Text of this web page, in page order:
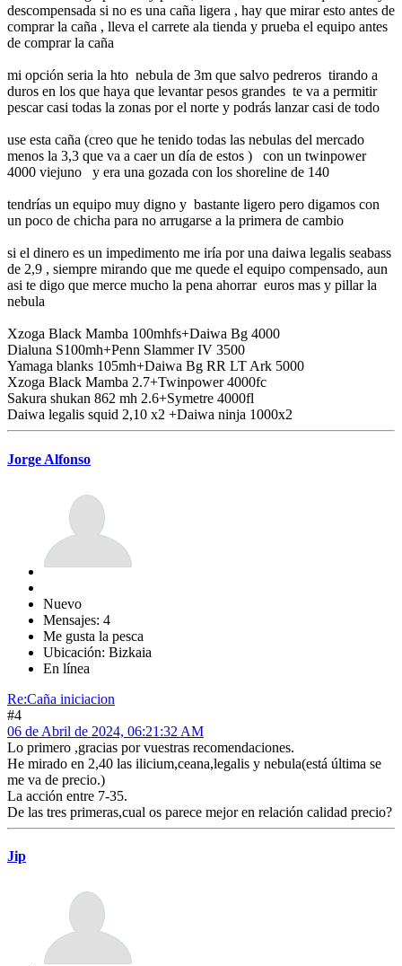
descompensada si no es una caña ligera , hay que mirar esto antes de
comprar la caña , lleva el carrete ala tienda y prueba el equipo antes
de comprar la caña
mi opción seria la hto nebula de 3m que salvo pedreros tirando a
duros en los que haya que levantar pesos grandes te va a permitir
pescar casi todas la zonas por el norte y podrás lanzar casi de todo
use esta caña (creo que he tenido todas las nebulas del mercado
menos la 3,3 que va a caer un día de estos ) con un twinpower
4000 viejuno y era una gozada con los shoreline de 140
tendrías un equipo muy digno y bastante ligero pero digamos con
un poco de chicha para no arrugarse a la primera de cambio
si el dinero es un impedimento me iría por una daiwa legalis seabass
de 2,9 , siempre mirando que me quede el equipo compensado, aun
asi te digo que merce mucho la pena ahorrar euros mas y pillar la
nebula
Xzoga Black Mamba 100mhfs+Daiwa Bg 4000
Dialuna S100mh+Penn Slammer IV 3500
Yamaga blanks 105mh+Daiwa Bg RR LT Ark 5000
Xzoga Black Mamba 2.7+Twinpower 4000fc
Sakura shukan 862 mh 2.6+Symetre 4000fl
Daiwa legalis squid 2,10 x2 +Daiwa ninja 1000x2
Jorge Alfonso
Nuevo
Mensajes: 4
Me gusta la pesca
Ubicación: Bizkaia
En línea
Re:Caña iniciacion
#4
06 de Abril de 2024, 06:21:32 AM
Lo primero ,gracias por vuestras recomendaciones.
He mirado en 2,40 las ilicium,ceana,legalis y nebula(está última se
me va de precio.)
La acción entre 7-35.
De las tres primeras,cual os parece mejor en relación calidad precio?
Jip